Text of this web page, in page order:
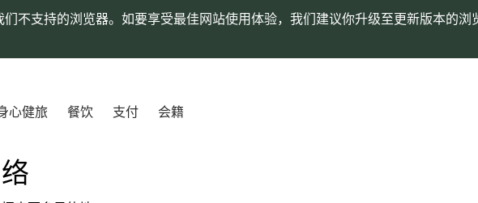
们不支持的浏览器。如要享受最佳网站使用体验，我们建议你升级至更新版本的
心健旅 餐饮 支付 会籍